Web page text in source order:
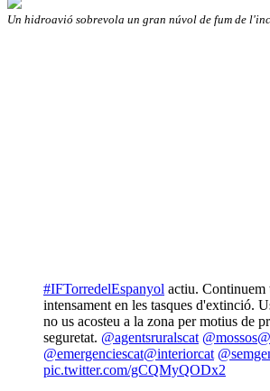
Un hidroavió sobrevola un gran núvol de fum de
#IFTorredelEspanyol actiu. Continuem
intensament en les tasques d'extinció.
no us acosteu a la zona per motius de
seguretat. @agentsruralscat @mossos
@emergenciescat@interiorcat
pic.twitter.com/gCQMyQODx2